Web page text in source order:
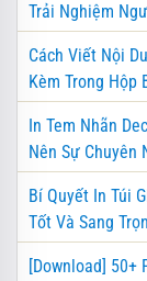
Trải Nghiệm
Cách Viết Nội
Kèm Trong Hộp
In Tem Nhãn
Nên Sự Chuyên
Bí Quyết In Túi
Tốt Và Sang
[Download] 50+